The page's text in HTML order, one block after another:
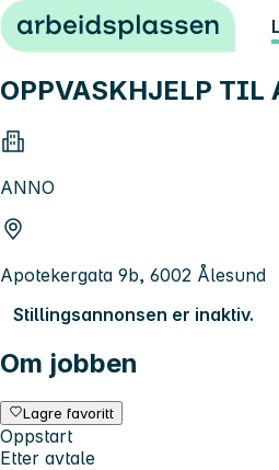
Hopp til innhold
OPPVASKHJELP TIL
ANNO
Apotekergata 9b, 6002 Ålesund
Stillingsannonsen er inaktiv.
Om jobben
Lagre favoritt
Oppstart
Etter avtale